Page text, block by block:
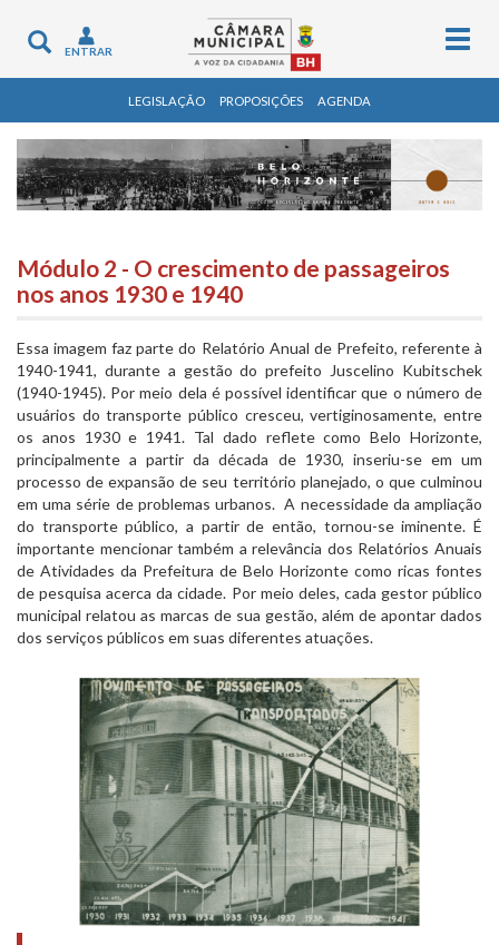
Toggle
navigation
ENTRAR
LEGISLAÇÃO PROPOSIÇÕES AGENDA
Módulo 2 - O crescimento de passageiros
nos anos 1930 e 1940
Essa imagem faz parte do Relatório Anual de Prefeito, referente à
1940-1941, durante a gestão do prefeito Juscelino Kubitschek
(1940-1945). Por meio dela é possível identificar que o número de
usuários do transporte público cresceu, vertiginosamente, entre
os anos 1930 e 1941. Tal dado reflete como Belo Horizonte,
principalmente a partir da década de 1930, inseriu-se em um
processo de expansão de seu território planejado, o que culminou
em uma série de problemas urbanos. A necessidade da ampliação
do transporte público, a partir de então, tornou-se iminente. É
importante mencionar também a relevância dos Relatórios Anuais
de Atividades da Prefeitura de Belo Horizonte como ricas fontes
de pesquisa acerca da cidade. Por meio deles, cada gestor público
municipal relatou as marcas de sua gestão, além de apontar dados
dos serviços públicos em suas diferentes atuações.